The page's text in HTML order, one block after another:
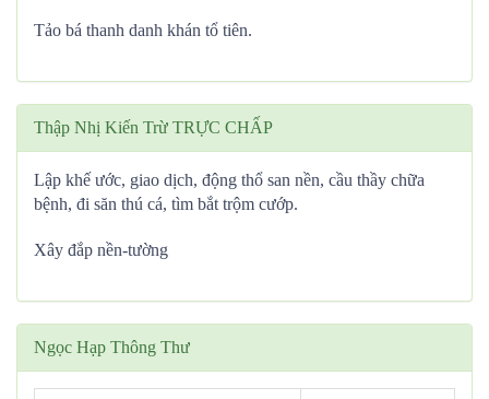
Tảo bá thanh danh khán tổ tiên.
Thập Nhị Kiến Trừ TRỰC CHẤP
Lập khế ước, giao dịch, động thổ san nền, cầu thầy chữa
bệnh, đi săn thú cá, tìm bắt trộm cướp.
Xây đắp nền-tường
Ngọc Hạp Thông Thư